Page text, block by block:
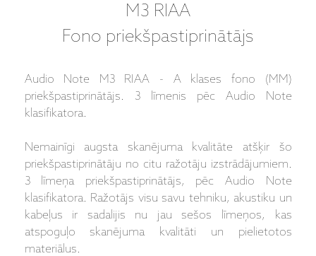
M3 RIAA
Fono priekšpastiprinātājs
Audio Note M3 RIAA - A klases fono (MM)
priekšpastiprinātājs. 3 līmenis pēc Audio Note
klasifikatora.
Nemainīgi augsta skanējuma kvalitāte atšķir šo
priekšpastiprinātāju no citu ražotāju izstrādājumiem.
3 līmeņa priekšpastiprinātājs, pēc Audio Note
klasifikatora. Ražotājs visu savu tehniku, akustiku un
kabeļus ir sadalijis nu jau sešos līmeņos, kas
atspoguļo skanējuma kvalitāti un pielietotos
materiālus.